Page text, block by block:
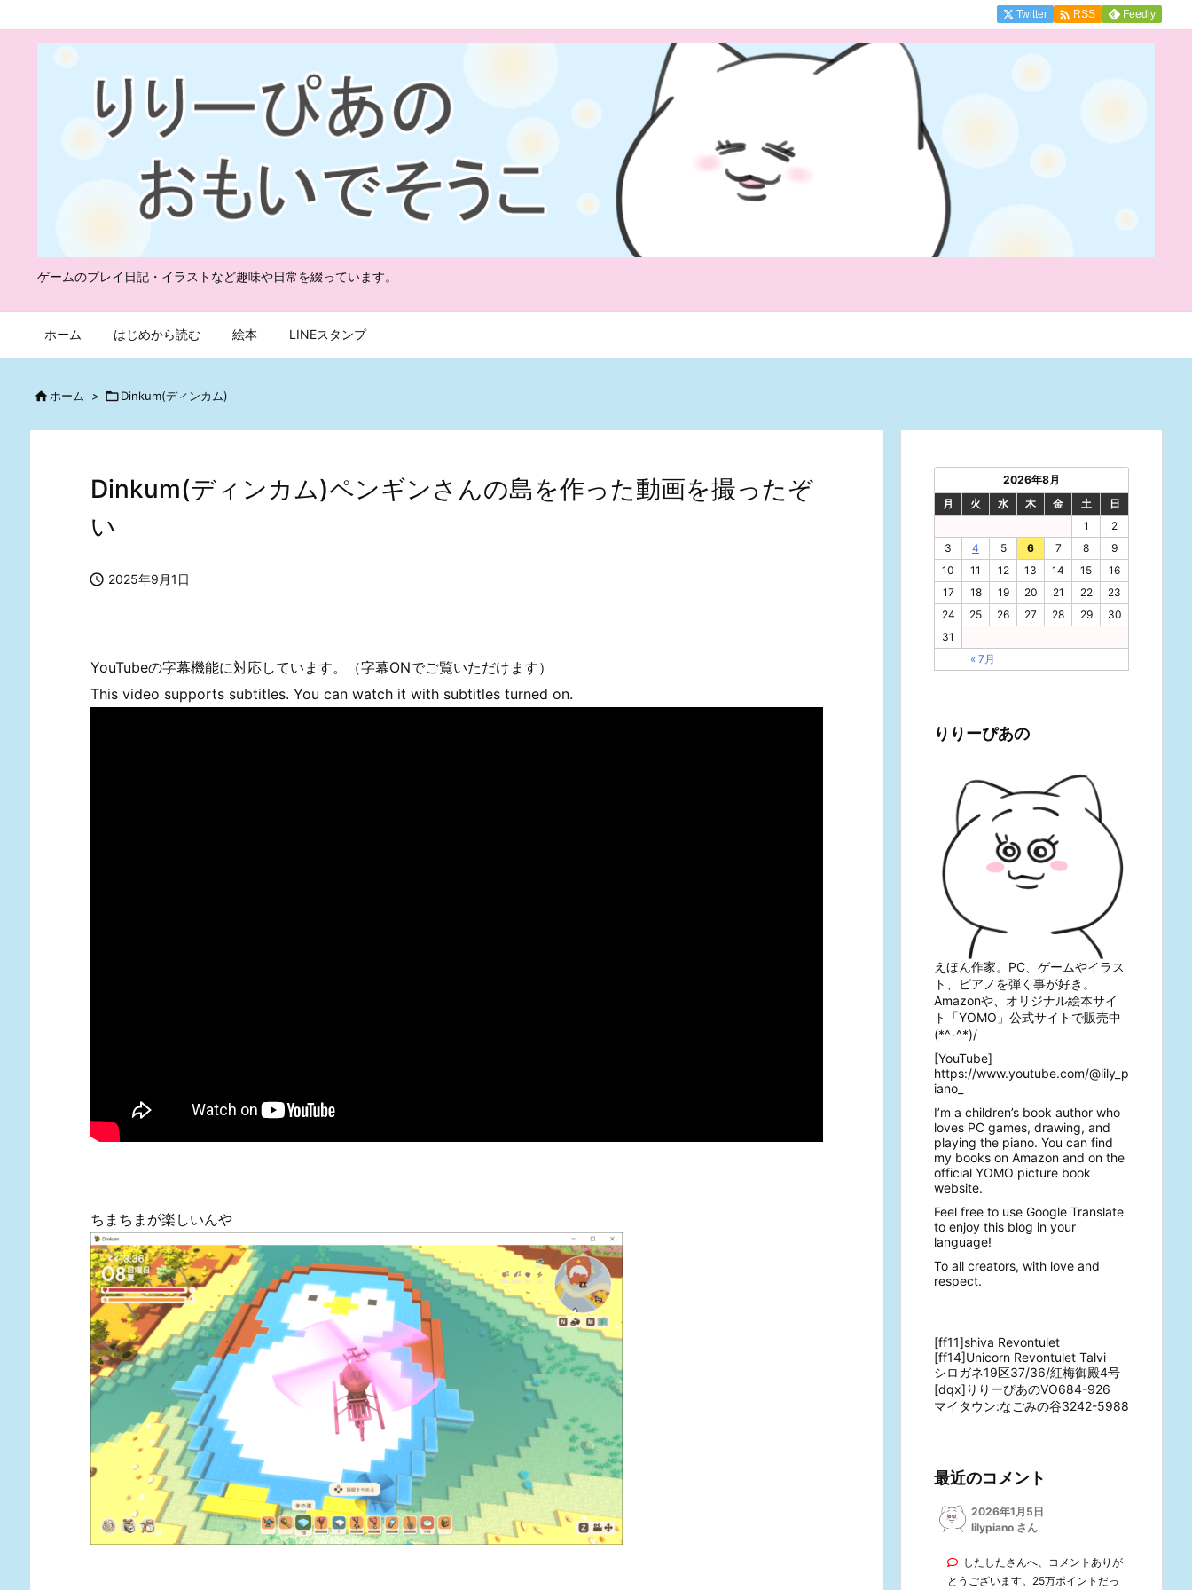
ゲームのプレイ日記・イラストなど趣味や日常を綴っています。
ホーム はじめから読む 絵本 LINEスタンプ
Twitter  RSS Feedly
ホーム > Dinkum(ディンカム)
Dinkum(ディンカム)ペンギンさんの島を作った動画を撮ったぞ
い
 2025年9月1日
YouTubeの字幕機能に対応しています。（字幕ONでご覧いただけます）
This video supports subtitles. You can watch it with subtitles turned on.
ちまちまが楽しいんや
2026年8月
月
火 水 木 金 土
日
1
2
3
4 5 6 7 8
9
10
11 12 13 14 15
16
17
18 19 20 21 22
23
24
25 26 27 28 29
30
31
« 7月
りりーぴあの
えほん作家。PC、ゲームやイラス
ト、ピアノを弾く事が好き。
Amazonや、オリジナル絵本サイ
ト「YOMO」公式サイトで販売中
(*^-^*)/
[YouTube]
https://www.youtube.com/@lily_p
iano_
I’m a children’s book author who
loves PC games, drawing, and
playing the piano. You can find
my books on Amazon and on the
official YOMO picture book
website.
Feel free to use Google Translate
to enjoy this blog in your
language!
To all creators, with love and
respect.
[ff11]shiva Revontulet
[ff14]Unicorn Revontulet Talvi
シロガネ19区37/36/紅梅御殿4号
[dqx]りりーぴあのVO684-926
マイタウン:なごみの谷3242-5988
最近のコメント
2026年1月5日
lilypiano さん
したしたさんへ、コメントありが
とうございます。25万ポイントだっ